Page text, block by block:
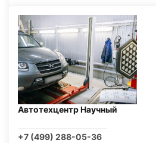
Автотехцентр Научный
+7 (499) 288-05-36